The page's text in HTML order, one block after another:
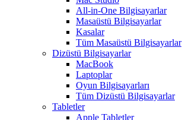
All-in-One Bilgisayarlar
Masaüstü Bilgisayarlar
Kasalar
Tüm Masaüstü Bilgisayarlar
Dizüstü Bilgisayarlar
MacBook
Laptoplar
Oyun Bilgisayarları
Tüm Dizüstü Bilgisayarlar
Tabletler
Apple Tabletler